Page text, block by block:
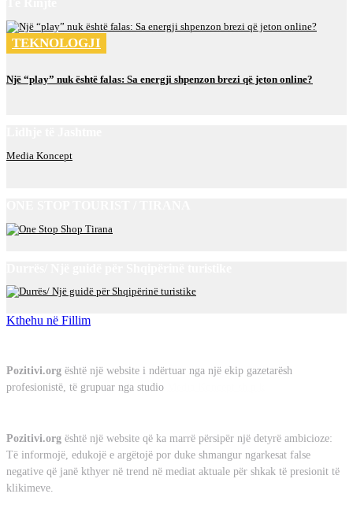
TEKNOLOGJI
Një “play” nuk është falas: Sa energji shpenzon brezi që jeton online?
Media Koncept
Kthehu në Fillim
Pozitivi.org është një website i ndërtuar nga një ekip gazetarësh
profesionistë, të grupuar nga studio
Pozitivi.org është një website që ka marrë përsipër një detyrë ambicioze:
Të informojë, edukojë e argëtojë por duke shmangur ngarkesat false
negative që janë kthyer në trend në mediat aktuale për shkak të presionit të
klikimeve.